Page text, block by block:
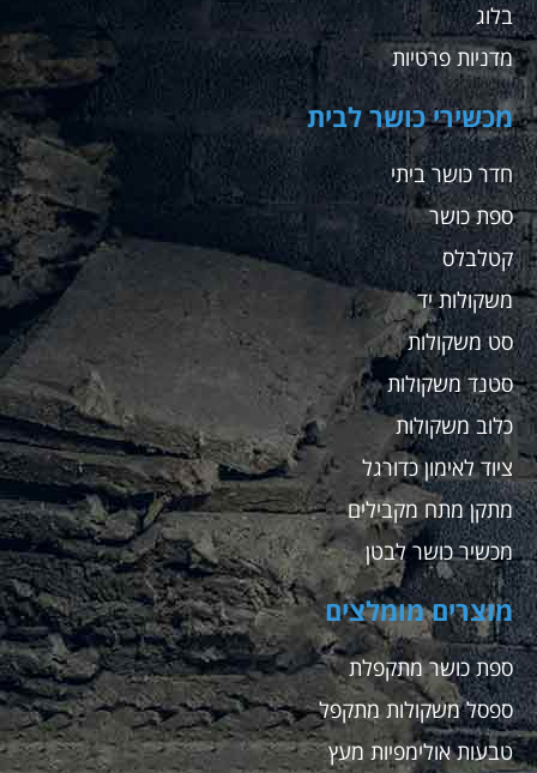
בלוג
מדניות פרטיות
מכשירי כושר לבית
חדר כושר ביתי
ספת כושר
קטלבלס
משקולות יד
סט משקולות
סטנד משקולות
כלוב משקולות
ציוד לאימון כדורגל
מתקן מתח מקבילים
מכשיר כושר לבטן
מוצרים מומלצים
ספת כושר מתקפלת
ספסל משקולות מתקפל
טבעות אולימפיות מעץ